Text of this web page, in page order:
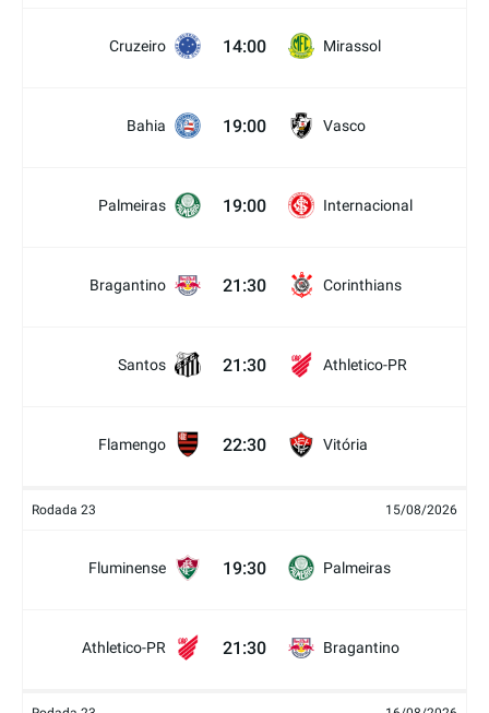
Cruzeiro 14:00 Mirassol
Bahia 19:00 Vasco
Palmeiras 19:00 Internacional
Bragantino 21:30 Corinthians
Santos 21:30 Athletico-PR
Flamengo 22:30 Vitória
Rodada 23 15/08/2026
Fluminense 19:30 Palmeiras
Athletico-PR 21:30 Bragantino